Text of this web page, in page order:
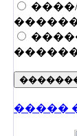
����/
�����